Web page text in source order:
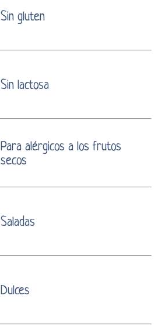
Sin gluten
Sin lactosa
Para alérgicos a los frutos
secos
Saladas
Dulces